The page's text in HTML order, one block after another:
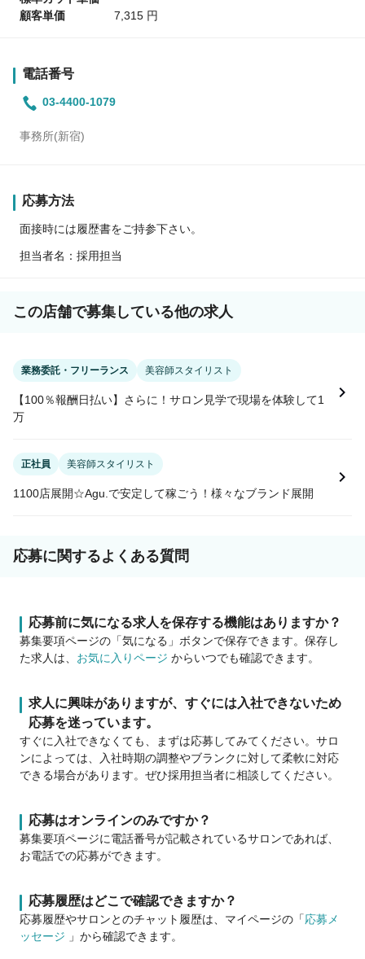
顧客単価
7,315 円
電話番号
03-4400-1079
事務所(新宿)
応募方法
面接時には履歴書をご持参下さい。
担当者名：採用担当
この店舗で募集している他の求人
業務委託・フリーランス 美容師スタイリスト
【100％報酬日払い】さらに！サロン見学で現場を体験して1
万
正社員 美容師スタイリスト
1100店展開☆Agu.で安定して稼ごう！様々なブランド展開
応募に関するよくある質問
応募前に気になる求人を保存する機能はありますか？
募集要項ページの「気になる」ボタンで保存できます。保存し
た求人は、 お気に入りページ からいつでも確認できます。
求人に興味がありますが、すぐには入社できないため
応募を迷っています。
すぐに入社できなくても、まずは応募してみてください。サロ
ンによっては、入社時期の調整やブランクに対して柔軟に対応
できる場合があります。ぜひ採用担当者に相談してください。
応募はオンラインのみですか？
募集要項ページに電話番号が記載されているサロンであれば、
お電話での応募ができます。
応募履歴はどこで確認できますか？
応募履歴やサロンとのチャット履歴は、マイページの「応募メ
ッセージ
」から確認できます。